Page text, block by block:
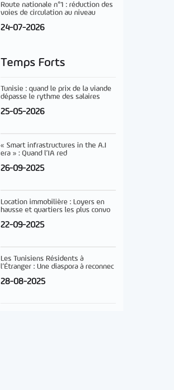
Route nationale n°1 : réduction des
voies de circulation au niveau
24-07-2026
Temps Forts
Tunisie : quand le prix de la viande
dépasse le rythme des salaires
25-05-2026
« Smart infrastructures in the A.I
era » : Quand l’IA red
26-09-2025
Location immobilière : Loyers en
hausse et quartiers les plus convo
22-09-2025
Les Tunisiens Résidents à
l’Étranger : Une diaspora à reconnec
28-08-2025